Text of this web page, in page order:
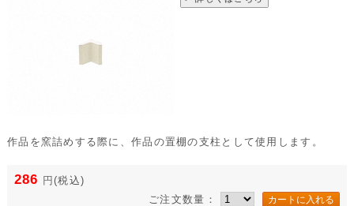
作品を窯詰めする際に、作品の置棚の支柱として使用します。
286 円 (税込)
ご注文数量：